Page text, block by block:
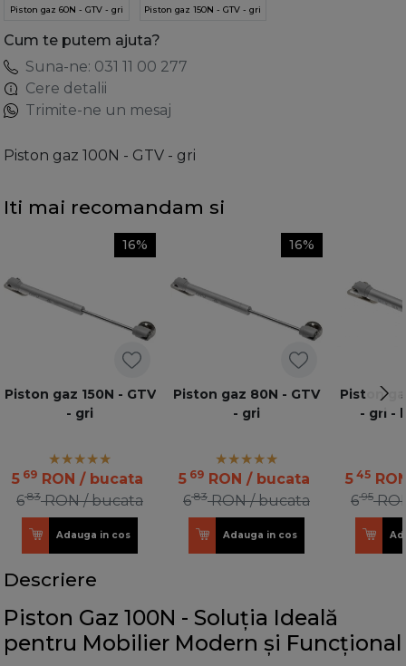
Piston gaz 60N - GTV - gri Piston gaz 150N - GTV - gri
Cum te putem ajuta?
Suna-ne: 031 11 00 277
Cere detalii
Trimite-ne un mesaj
Piston gaz 100N - GTV - gri
Iti mai recomandam si
16%
Piston gaz 150N - GTV
- gri
5 69 RON / bucata
683 RON / bucata
Adauga in cos
16%
Piston gaz 80N - GTV
- gri
5 69 RON / bucata
683 RON / bucata
Adauga in cos
Piston
- gri -
5 45
695
Descriere
Piston Gaz 100N - Soluția Ideală
pentru Mobilier Modern și Funcțional